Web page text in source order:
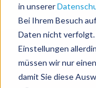
in unserer
Bei Ihrem Besuch
Daten nicht
Einstellungen
müssen wir nur
damit Sie diese